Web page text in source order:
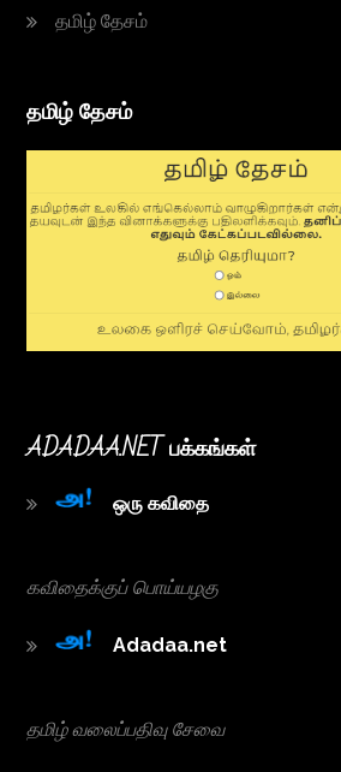
தமிழ் தேசம்
தமிழ் தேசம்
ADADAA.NET பக்கங்கள்
ஒரு க‌விதை
கவிதைக்குப் பொய்யழகு
Adadaa.net
தமிழ் வலைப்பதிவு சேவை